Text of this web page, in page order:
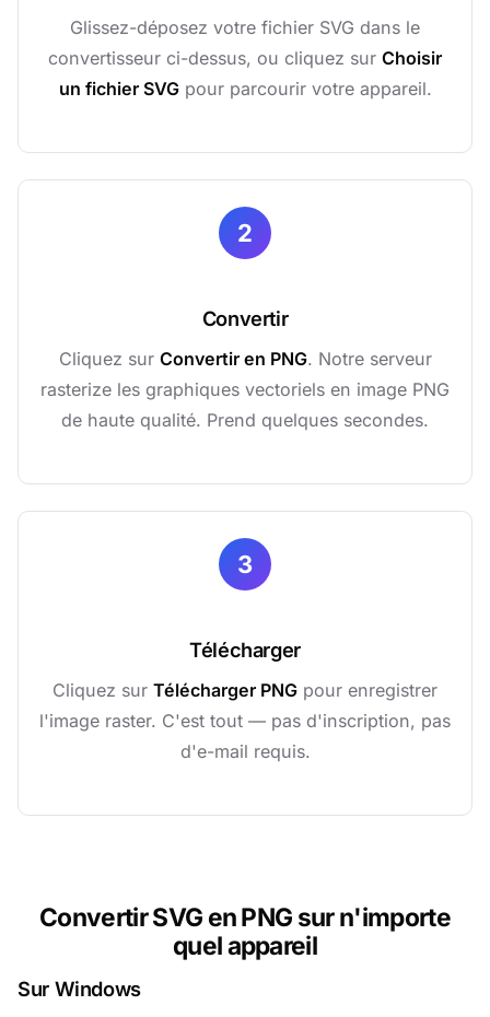
Glissez-déposez votre fichier SVG dans le
convertisseur ci-dessus, ou cliquez sur Choisir
un fichier SVGpour parcourir votre appareil.
2
Convertir
Cliquez sur Convertir en PNG. Notre serveur
rasterize les graphiques vectoriels en image PNG
de haute qualité. Prend quelques secondes.
3
Télécharger
Cliquez sur Télécharger PNG pour enregistrer
l'image raster. C'est tout — pas d'inscription, pas
d'e-mail requis.
Convertir SVG en PNG sur n'importe
quel appareil
Sur Windows